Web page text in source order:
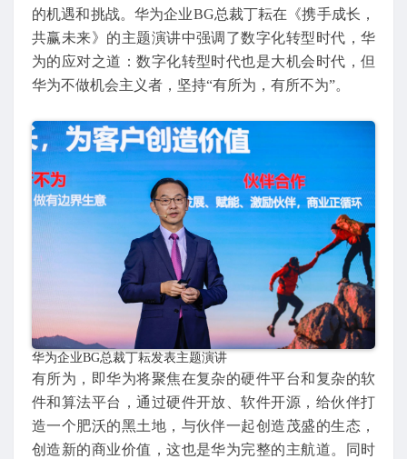
的机遇和挑战。华为企业BG总裁丁耘在《携手成长，
共赢未来》的主题演讲中强调了数字化转型时代，华
为的应对之道：数字化转型时代也是大机会时代，但
华为不做机会主义者，坚持“有所为，有所不为”。
华为企业BG总裁丁耘发表主题演讲
有所为，即华为将聚焦在复杂的硬件平台和复杂的软
件和算法平台，通过硬件开放、软件开源，给伙伴打
造一个肥沃的黑土地，与伙伴一起创造茂盛的生态，
创造新的商业价值，这也是华为完整的主航道。同时